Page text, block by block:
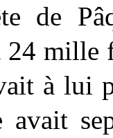
de
24 mille
à lui
avait